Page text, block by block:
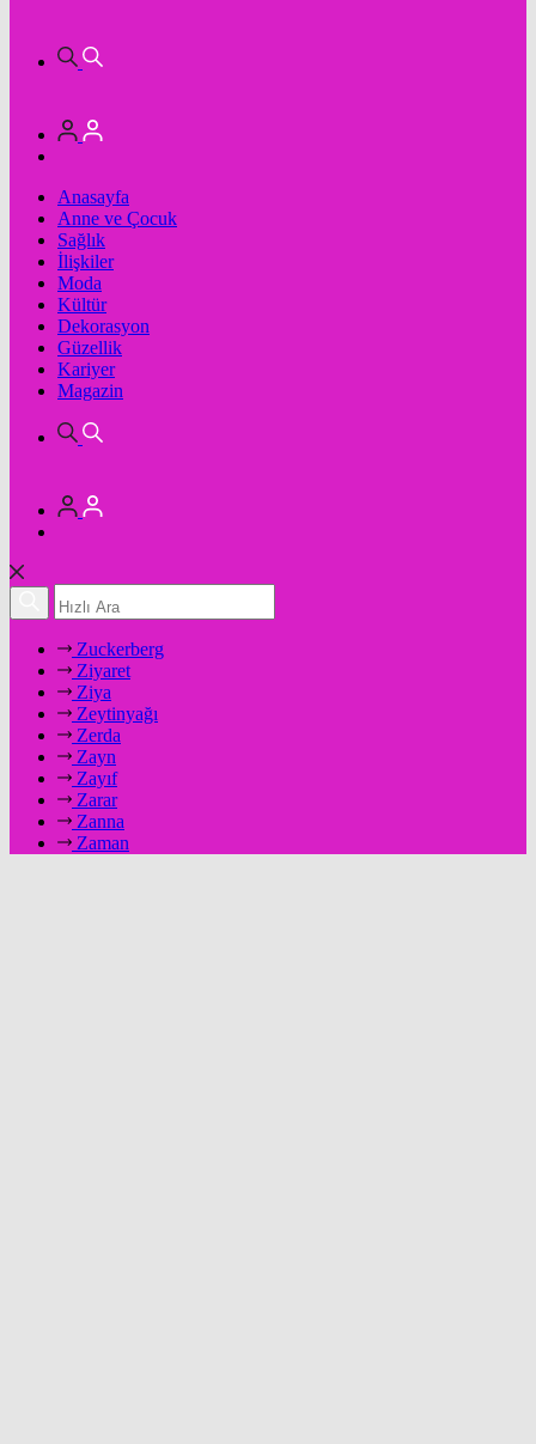
Anasayfa
Anne ve Çocuk
Sağlık
İlişkiler
Moda
Kültür
Dekorasyon
Güzellik
Kariyer
Magazin
Zuckerberg
Ziyaret
Ziya
Zeytinyağı
Zerda
Zayn
Zayıf
Zarar
Zanna
Zaman